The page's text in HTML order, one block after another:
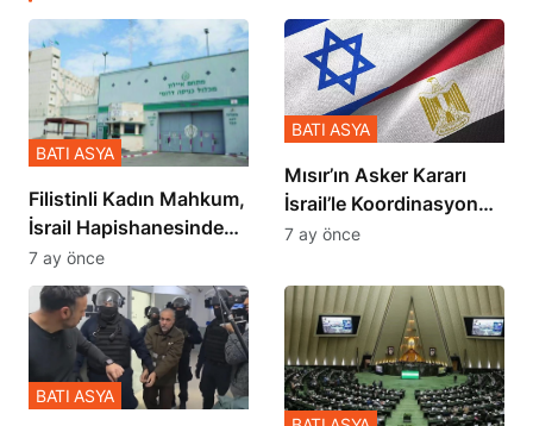
Filistinli Kadın Mahkum,
İsrail Hapishanesindeki
Zulmü Anlattı
BATI ASYA
7 ay önce
Mısır’ın Asker Kararı
İsrail’le Koordinasyon
İçinde Gerçekleşmiş
BATI ASYA
7 ay önce
BATI ASYA